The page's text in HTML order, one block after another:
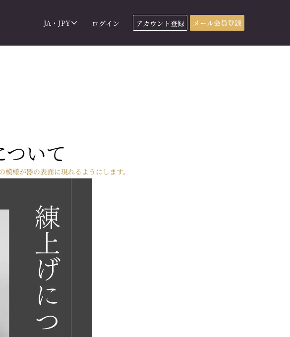
JA・JPY ログイン アカウント登録 メール会員登録
ついて
様が器の表面に現れるようにします。